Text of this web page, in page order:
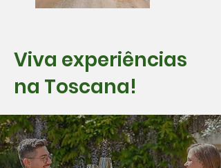
Viva experiências
na Toscana!